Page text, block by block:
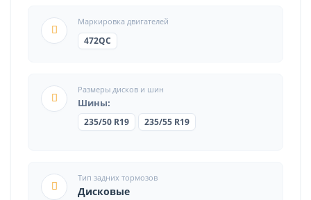
Маркировка двигателей
472QC
Размеры дисков и шин
Шины:
235/50 R19 235/55 R19
Тип задних тормозов
Дисковые